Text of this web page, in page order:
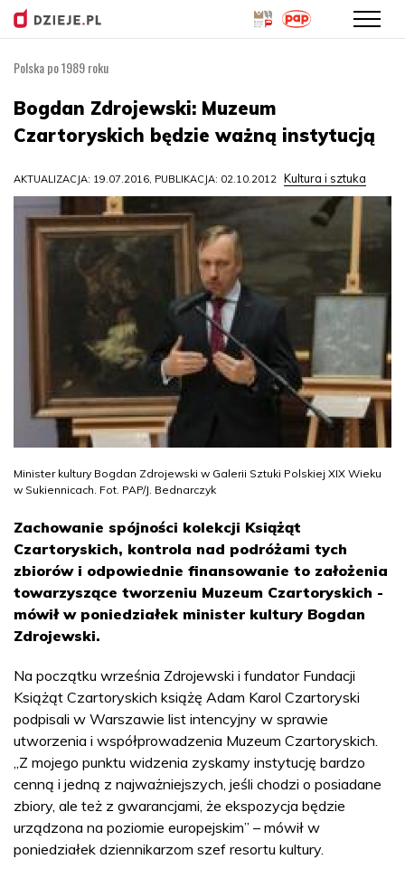
treści
Polska po 1989 roku
Bogdan Zdrojewski: Muzeum
Czartoryskich będzie ważną instytucją
AKTUALIZACJA: 19.07.2016, PUBLIKACJA: 02.10.2012 Kultura i sztuka
Minister kultury Bogdan Zdrojewski w Galerii Sztuki Polskiej XIX Wieku
w Sukiennicach. Fot. PAP/J. Bednarczyk
Zachowanie spójności kolekcji Książąt
Czartoryskich, kontrola nad podróżami tych
zbiorów i odpowiednie finansowanie to założenia
towarzyszące tworzeniu Muzeum Czartoryskich -
mówił w poniedziałek minister kultury Bogdan
Zdrojewski.
Na początku września Zdrojewski i fundator Fundacji
Książąt Czartoryskich książę Adam Karol Czartoryski
podpisali w Warszawie list intencyjny w sprawie
utworzenia i współprowadzenia Muzeum Czartoryskich.
„Z mojego punktu widzenia zyskamy instytucję bardzo
cenną i jedną z najważniejszych, jeśli chodzi o posiadane
zbiory, ale też z gwarancjami, że ekspozycja będzie
urządzona na poziomie europejskim” – mówił w
poniedziałek dziennikarzom szef resortu kultury.